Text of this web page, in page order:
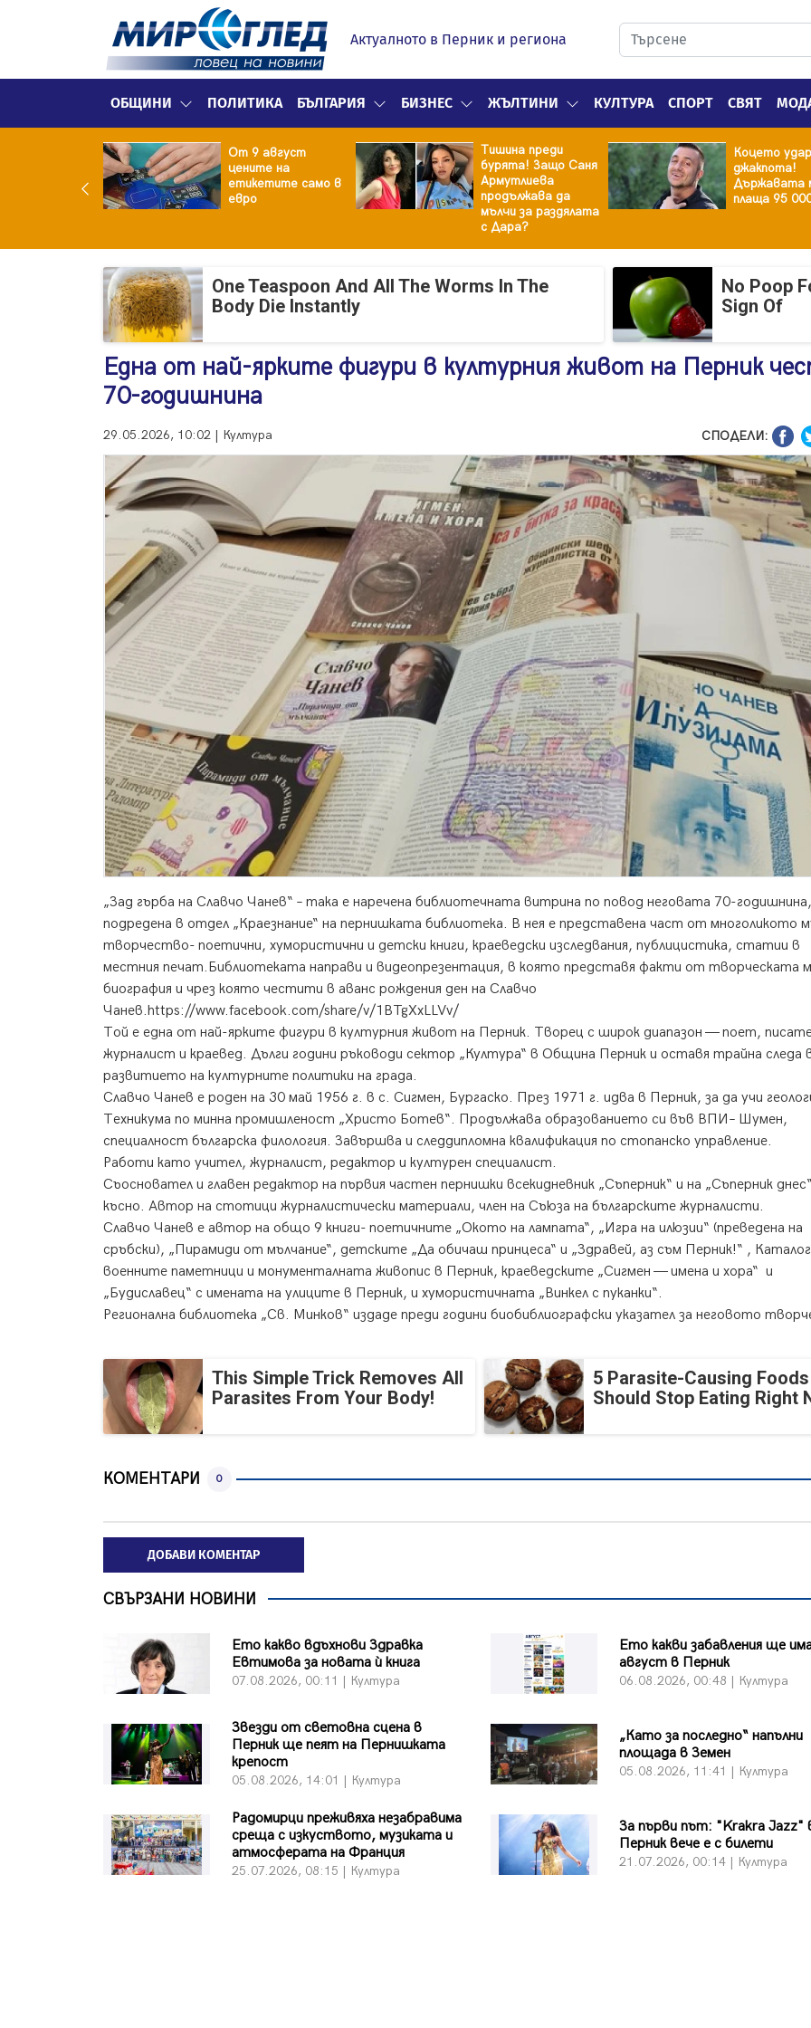
Актуалното в Перник и региона
ОБЩИНИ ПОЛИТИКА БЪЛГАРИЯ БИЗНЕС ЖЪЛТИНИ КУЛТУРА СПОРТ СВЯТ
От 9 август
цените на
етикетите само в
евро
Тишина преди
бурята! Защо Саня
Армутлиева
продължава да
мълчи за раздялата
с Дара?
Коцето
джакпота!
Държавата
плаща 95
One Teaspoon And All The Worms In The
Body Die Instantly
No Poop
Sign Of
Една от най-ярките фигури в културния живот на Перник
70-годишнина
29.05.2026, 10:02 | Култура СПОДЕЛИ:
„Зад гърба на Славчо Чанев“ – така е наречена библиотечната витрина по повод неговата 70-годишнина,
подредена в отдел „Краезнание“ на пернишката библиотека. В нея е представена част от многоликото
творчество- поетични, хумористични и детски книги, краеведски изследвания, публицистика, статии в
местния печат.Библиотеката направи и видеопрезентация, в която представя факти от творческата
биография и чрез която честити в аванс рождения ден на Славчо
Чанев.https://www.facebook.com/share/v/1BTgXxLLVv/
Той е една от най-ярките фигури в културния живот на Перник. Творец с широк диапазон — поет,
журналист и краевед. Дълги години ръководи сектор „Култура“ в Община Перник и оставя трайна следа
развитието на културните политики на града.
Славчо Чанев е роден на 30 май 1956 г. в с. Сигмен, Бургаско. През 1971 г. идва в Перник, за да учи
Техникума по минна промишленост „Христо Ботев“. Продължава образованието си във ВПИ– Шумен,
специалност българска филология. Завършва и следдипломна квалификация по стопанско управление.
Работи като учител, журналист, редактор и културен специалист.
Съосновател и главен редактор на първия частен пернишки всекидневник „Съперник“ и на „Съперник
късно. Автор на стотици журналистически материали, член на Съюза на българските журналисти.
Славчо Чанев е автор на общо 9 книги- поетичните „Окото на лампата“, „Игра на илюзии“ (преведена на
сръбски), „Пирамиди от мълчание“, детските „Да обичаш принцеса“ и „Здравей, аз съм Перник!“ ,
военните паметници и монументалната живопис в Перник, краеведските „Сигмен — имена и хора“ и
„Будиславец“ с имената на улиците в Перник, и хумористичната „Винкел с пуканки“.
Регионална библиотека „Св. Минков“ издаде преди години биобиблиографски указател за неговото
This Simple Trick Removes All
Parasites From Your Body!
5 Parasite-Causing
Should Stop Eating Right
КОМЕНТАРИ 0
ДОБАВИ КОМЕНТАР
СВЪРЗАНИ НОВИНИ
Ето какво вдъхнови Здравка
Евтимова за новата ѝ книга
07.08.2026, 00:11 | Култура
Ето какви забавления ще
август в Перник
06.08.2026, 00:48 | Култура
Звезди от световна сцена в
Перник ще пеят на Пернишката
крепост
05.08.2026, 14:01 | Култура
„Като за последно“ напълни
площада в Земен
05.08.2026, 11:41 | Култура
Радомирци преживяха незабравима
среща с изкуството, музиката и
атмосферата на Франция
25.07.2026, 08:15 | Култура
За първи път: "Krakra Jazz"
Перник вече е с билети
21.07.2026, 00:14 | Култура